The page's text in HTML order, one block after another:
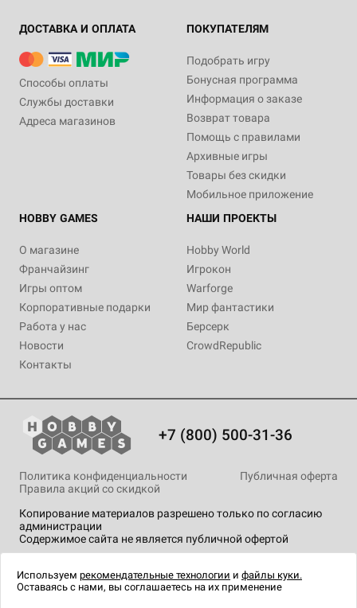
ДОСТАВКА И ОПЛАТА
Способы оплаты
Службы доставки
Адреса магазинов
ПОКУПАТЕЛЯМ
Подобрать игру
Бонусная программа
Информация о заказе
Возврат товара
Помощь с правилами
Архивные игры
Товары без скидки
Мобильное приложение
HOBBY GAMES
О магазине
Франчайзинг
Игры оптом
Корпоративные подарки
Работа у нас
Новости
Контакты
НАШИ ПРОЕКТЫ
Hobby World
Игрокон
Warforge
Мир фантастики
Берсерк
CrowdRepublic
+7 (800) 500-31-36
Копирование материалов разрешено только по согласию
администрации
Содержимое сайта не является публичной офертой
Политика конфиденциальности
Публичная оферта
Правила акций со скидкой
технологии .
Используем рекомендательные технологии и файлы куки.
Оставаясь с нами, вы соглашаетесь на их применение